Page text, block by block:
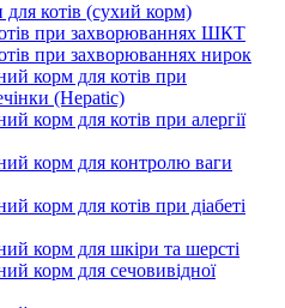
для котів (сухий корм)
при захворюваннях ШКТ
при захворюваннях нирок
корм для котів при
(Hepatic)
корм для котів при алергії
корм для контролю ваги
корм для котів при діабеті
корм для шкіри та шерсті
корм для сечовивідної